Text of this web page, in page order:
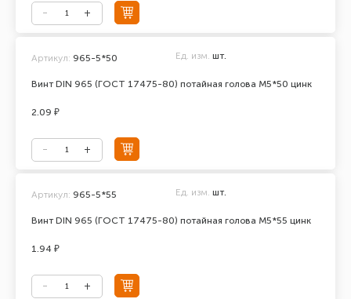
Винт DIN 965 (ГОСТ 17475-80) потайная голова М5*50 цинк
Артикул: 965-5*50 Ед. изм. шт.
2.09 ₽
Винт DIN 965 (ГОСТ 17475-80) потайная голова М5*55 цинк
Артикул: 965-5*55 Ед. изм. шт.
1.94 ₽